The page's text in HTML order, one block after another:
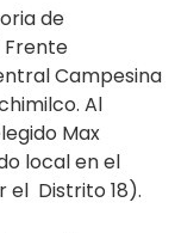
de
Frente
Campesina
Al
Max
local en el
el Distrito 18).